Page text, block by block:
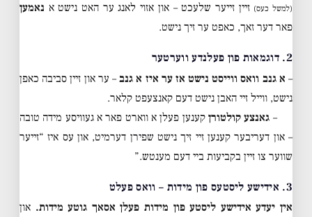
(למשל כעס) זיין זייער שלעכט – און אזוי לאנג ער האט נישט א נאמען
פאר דער זאך, כאפט ער זיך נישט.
2. דוגמאות פון פעלנדע ווערטער
– א גנב וואס ווייסט נישט אז ער איז א גנב– ער און זיין סביבה כאפן
נישט, ווייל זיי האבן נישט דעם קאנצעפט קלאר.
– גאנצע קולטורן קענען פעלן א ווארט פאר א געוויסע מידה טובה
– און דעריבער קענען זיי זיך נישט שפירן דערמיט, און עס איז “זייער
שווער צו זיין בקביעות ביי דעם מענטש.”
3. אידישע ליסטעס פון מידות – וואס פעלט
אין יעדע אידישע ליסטע פון מידות פעלן אסאך גוטע מידות. און